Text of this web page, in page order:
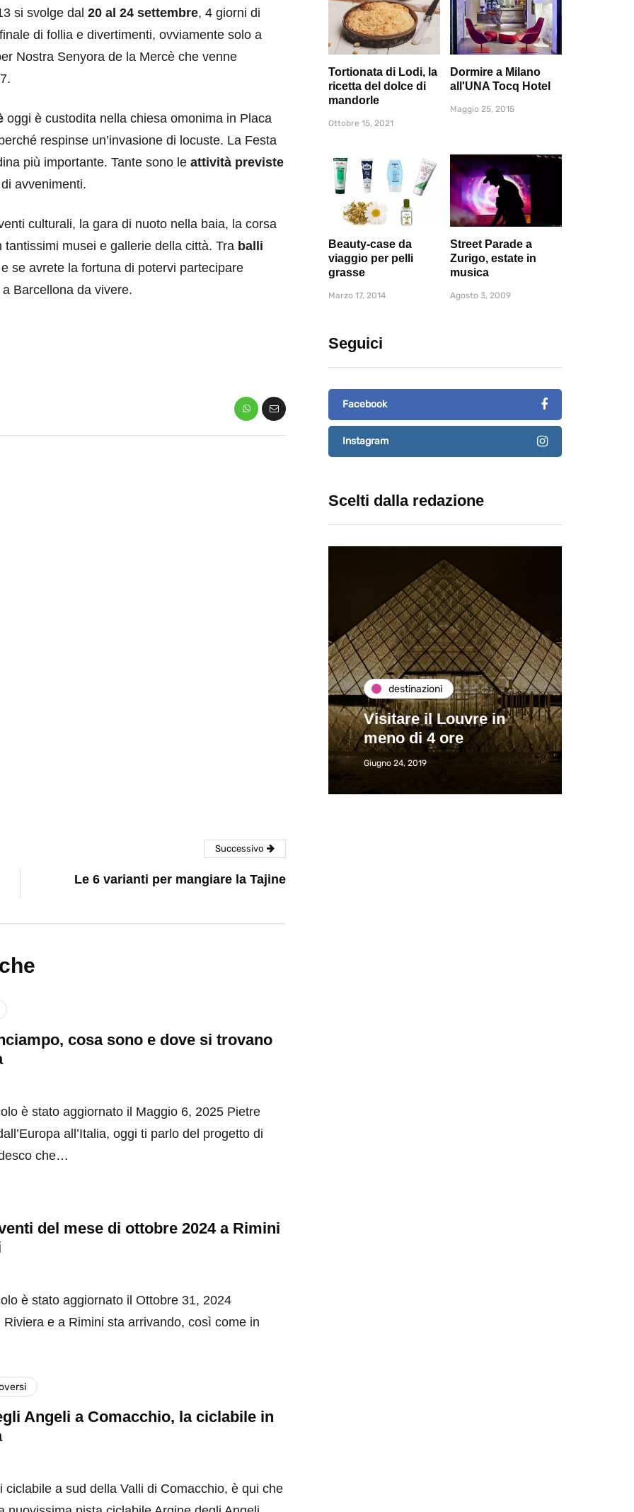
si svolge dal 20 al 24 settembre, 4 giorni di
di follia e divertimenti, ovviamente solo a
Nostra Senyora de la Mercè che venne
oggi è custodita nella chiesa omonima in Placa
respinse un’invasione di locuste. La Festa
più importante. Tante sono le attività previste
avvenimenti.
culturali, la gara di nuoto nella baia, la corsa
musei e gallerie della città. Tra balli
se avrete la fortuna di potervi partecipare
Barcellona da vivere.
Tortionata di Lodi, la
ricetta del dolce di
mandorle
Ottobre 15, 2021
Dormire a Milano
all'UNA Tocq Hotel
Maggio 25, 2015
Beauty-case da
viaggio per pelli
grasse
Marzo 17, 2014
Street Parade a
Zurigo, estate in
musica
Agosto 3, 2009
Seguici
Facebook
Instagram
Scelti dalla redazione
destinazioni
Visitare il Louvre in
meno di 4 ore
Giugno 24, 2019
Successivo
Le 6 varianti per mangiare la Tajine
cosa sono e dove si trovano
è stato aggiornato il Maggio 6, 2025 Pietre
all’Italia, oggi ti parlo del progetto di
che…
del mese di ottobre 2024 a Rimini
è stato aggiornato il Ottobre 31, 2024
Riviera e a Rimini sta arrivando, così come in
Angeli a Comacchio, la ciclabile in
ciclabile a sud della Valli di Comacchio, è qui che